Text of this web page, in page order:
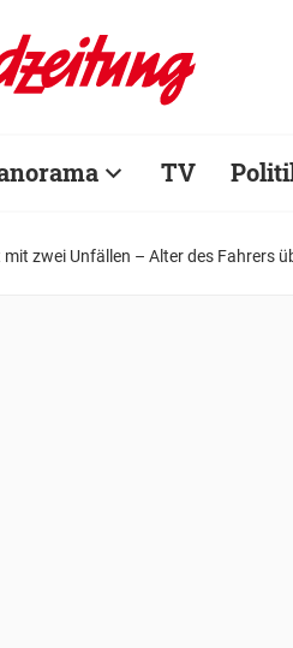
TV
zwei Unfällen – Alter des Fahrers